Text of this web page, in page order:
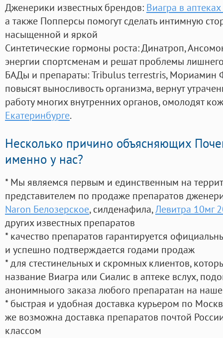
Дженерики известных брендов: Виагра в
а также Попперсы помогут сделать интимную
насыщенной и яркой
Синтетические гормоны роста: Динатроп,
энергии спортсменам и решат проблемы
БАДы и препараты:Tribulus terrestris, Мориамин
повысят выносливость организма, вернут
работу многих внутренних органов, омолодят
Екатеринбурге.
Несколько причино объясняющих
именно у нас?
* Мы являемся первым и единственным на
представителем по продаже препаратов
Naron Белозерское, силденафила,Левитра 10мг
других известных препаратов
* качество препаратов гарантируется
и успешно подтверждается годами продаж
* для стестинельных и скромных клиентов,
название Виагра или Сиалис в аптеке вслух,
анонимныого заказа любого препаратан на
* быстрая и удобная доставка курьером по
же возможна доставка препаратов почтой
классом